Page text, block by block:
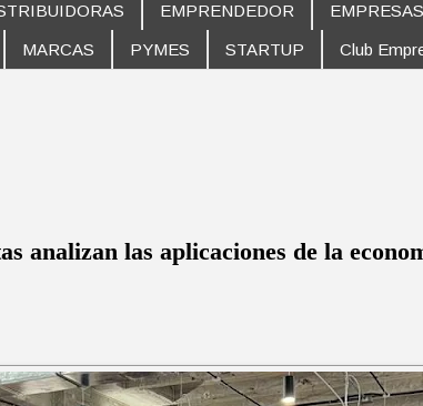
EMPRENDEDOR EMPRESAS
MARCAS PYMES STARTUP Club
analizan las aplicaciones de la